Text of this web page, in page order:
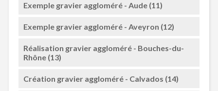
Exemple gravier aggloméré - Aude (11)
Exemple gravier aggloméré - Aveyron (12)
Réalisation gravier aggloméré - Bouches-du-
Rhône (13)
Création gravier aggloméré - Calvados (14)